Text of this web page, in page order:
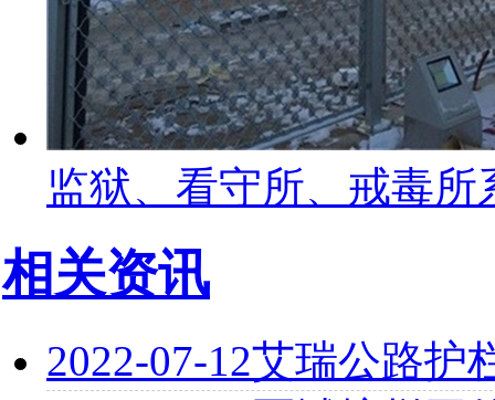
监狱、看守所、戒毒
相关资讯
2022-07-12艾瑞公路护